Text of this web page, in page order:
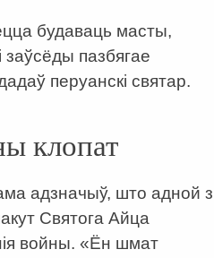
будаваць масты,
заўсёды пазбягае
перуанскі святар.
клопат
адзначыў, што адной з
Святога Айца
войны. «Ён шмат